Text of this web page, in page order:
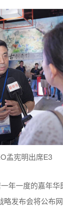
宪明出席E3
一度的嘉年华
发布会将公布网